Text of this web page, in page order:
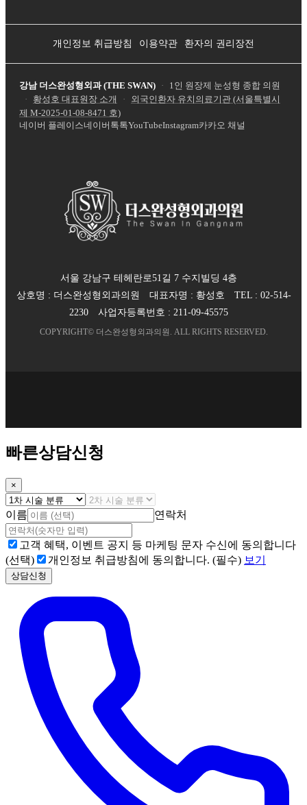
개인정보 취급방침 이용약관 환자의 권리장전
강남 더스완성형외과 (THE SWAN) ·
1인 원장제 눈성형 종합 의원
·
황성호 대표원장 소개 ·
외국인환자 유치의료기관 (서울특별시
제 M-2025-01-08-8471 호)
네이버 플레이스네이버톡톡YouTubeInstagram카카오 채널
서울 강남구 테헤란로51길 7 수지빌딩 4층
상호명 : 더스완성형외과의원 대표자명 : 황성호 TEL : 02-514-
2230
사업자등록번호 : 211-09-45575
COPYRIGHT© 더스완성형외과의원 . ALL RIGHTS RESERVED.
빠른상담신청
×
이름 연락처
고객 혜택, 이벤트 공지 등 마케팅 문자 수신에 동의합니다
(선택)
개인정보 취급방침에 동의합니다. (필수) 보기
상담신청